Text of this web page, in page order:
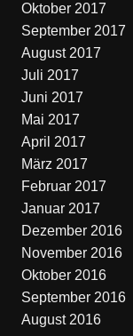
Oktober 2017
September 2017
August 2017
Juli 2017
Juni 2017
Mai 2017
April 2017
März 2017
Februar 2017
Januar 2017
Dezember 2016
November 2016
Oktober 2016
September 2016
August 2016